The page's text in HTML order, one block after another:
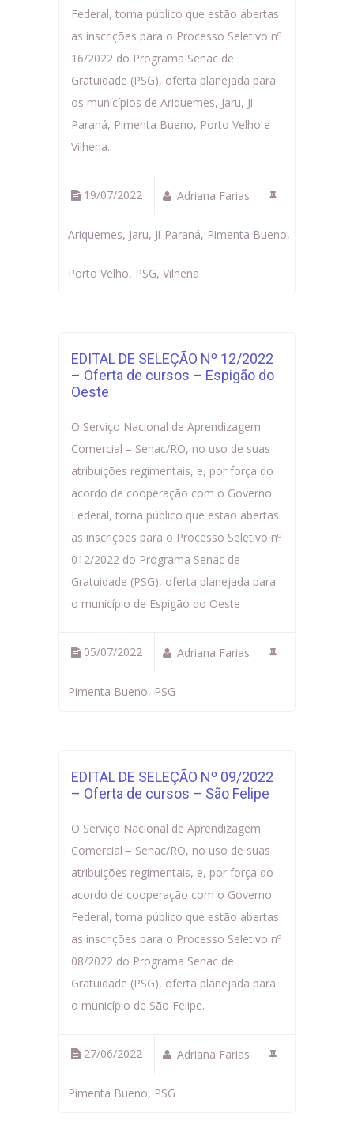
Federal, torna público que estão abertas
as inscrições para o Processo Seletivo nº
16/2022 do Programa Senac de
Gratuidade (PSG), oferta planejada para
os municípios de Ariquemes, Jaru, Ji –
Paraná, Pimenta Bueno, Porto Velho e
Vilhena.
19/07/2022 Adriana Farias
Ariquemes, Jaru, Jí-Paraná, Pimenta Bueno,
Porto Velho, PSG, Vilhena
EDITAL DE SELEÇÃO Nº 12/2022
– Oferta de cursos – Espigão do
Oeste
O Serviço Nacional de Aprendizagem
Comercial – Senac/RO, no uso de suas
atribuições regimentais, e, por força do
acordo de cooperação com o Governo
Federal, torna público que estão abertas
as inscrições para o Processo Seletivo nº
012/2022 do Programa Senac de
Gratuidade (PSG), oferta planejada para
o município de Espigão do Oeste
05/07/2022 Adriana Farias
Pimenta Bueno, PSG
EDITAL DE SELEÇÃO Nº 09/2022
– Oferta de cursos – São Felipe
O Serviço Nacional de Aprendizagem
Comercial – Senac/RO, no uso de suas
atribuições regimentais, e, por força do
acordo de cooperação com o Governo
Federal, torna público que estão abertas
as inscrições para o Processo Seletivo nº
08/2022 do Programa Senac de
Gratuidade (PSG), oferta planejada para
o município de São Felipe.
27/06/2022 Adriana Farias
Pimenta Bueno, PSG